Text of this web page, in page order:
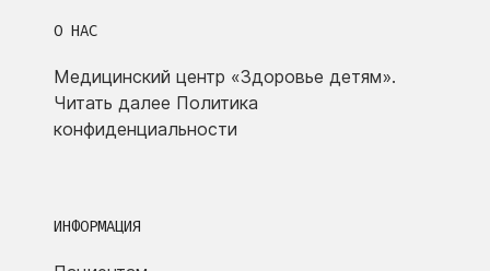
О НАС
Медицинский центр «Здоровье детям».
Читать далее Политика
конфиденциальности
ИНФОРМАЦИЯ